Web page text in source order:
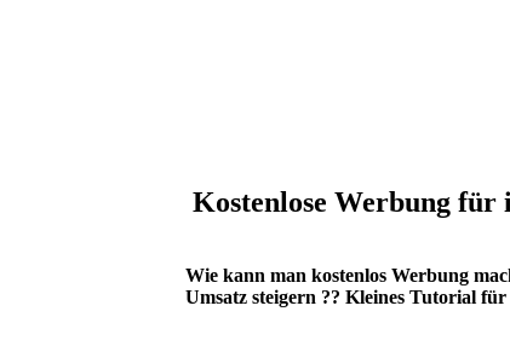
Kostenlose Werbung
Wie kann man kostenlos Werbung
Umsatz steigern ?? Kleines Tutorial